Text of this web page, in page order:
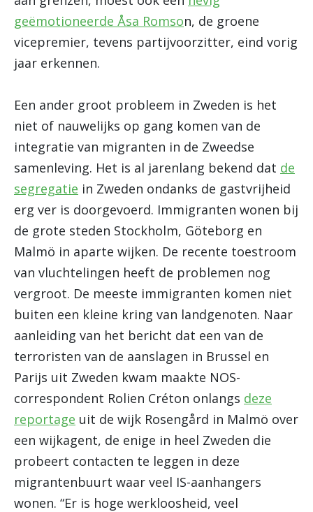
geëmotioneerde Åsa Romson, de groene
vicepremier, tevens partijvoorzitter, eind vorig
jaar erkennen.
Een ander groot probleem in Zweden is het
niet of nauwelijks op gang komen van de
integratie van migranten in de Zweedse
samenleving. Het is al jarenlang bekend dat de
segregatie in Zweden ondanks de gastvrijheid
erg ver is doorgevoerd. Immigranten wonen bij
de grote steden Stockholm, Göteborg en
Malmö in aparte wijken. De recente toestroom
van vluchtelingen heeft de problemen nog
vergroot. De meeste immigranten komen niet
buiten een kleine kring van landgenoten. Naar
aanleiding van het bericht dat een van de
terroristen van de aanslagen in Brussel en
Parijs uit Zweden kwam maakte NOS-
correspondent Rolien Créton onlangs deze
reportage uit de wijk Rosengård in Malmö over
een wijkagent, de enige in heel Zweden die
probeert contacten te leggen in deze
migrantenbuurt waar veel IS-aanhangers
wonen. “Er is hoge werkloosheid, veel